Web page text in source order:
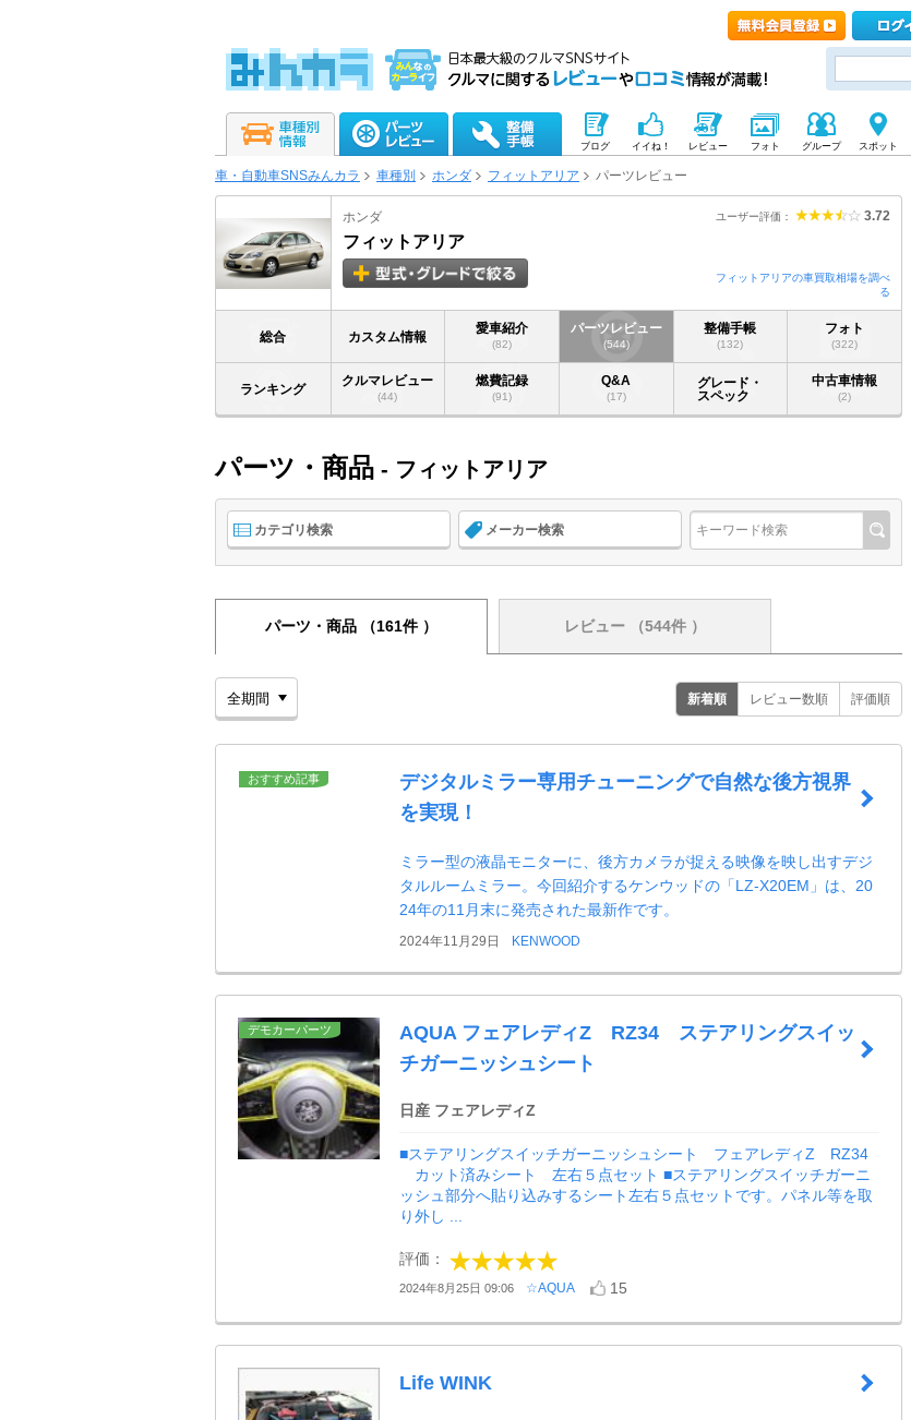
ブログ イイね！ レビュー フォト グループ スポット
車・自動車SNSみんカラ 車種別 ホンダ フィットアリア パーツレビュー
ユーザー評価： 3.72
ホンダ
フィットアリア
フィットアリアの車買取相場を調べ
る
総合 カスタム情報
愛車紹介
(82)
パーツレビュー
(544)
整備手帳
(132)
フォト
(322)
ランキング
クルマレビュー
(44)
燃費記録
(91)
Q&A
(17)
グレード・
スペック
中古車情報
(2)
パーツ・商品 - フィットアリア
カテゴリ検索 メーカー検索
パーツ・商品 （161件 ） レビュー （544件 ）
新着順 レビュー数順 評価順
おすすめ記事
デジタルミラー専用チューニングで自然な後方視界
を実現！
ミラー型の液晶モニターに、後方カメラが捉える映像を映し出すデジ
タルルームミラー。今回紹介するケンウッドの「LZ-X20EM」は、20
24年の11月末に発売された最新作です。
2024年11月29日 KENWOOD
デモカーパーツ
AQUA フェアレディZ RZ34 ステアリングスイッ
チガーニッシュシート
日産 フェアレディZ
■ステアリングスイッチガーニッシュシート フェアレディZ RZ34
カット済みシート 左右５点セット ■ステアリングスイッチガーニ
ッシュ部分へ貼り込みするシート左右５点セットです。パネル等を取
り外し ...
評価：
2024年8月25日 09:06 ☆AQUA 15
Life WINK